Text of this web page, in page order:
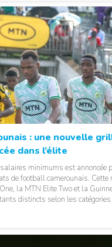
: une nouvelle
dans l’élite
minimums est annoncée
de football camerounais. Cette
la MTN Elite Two et la
distincts selon les
LA PUBLICITÉ Selon les
[…]